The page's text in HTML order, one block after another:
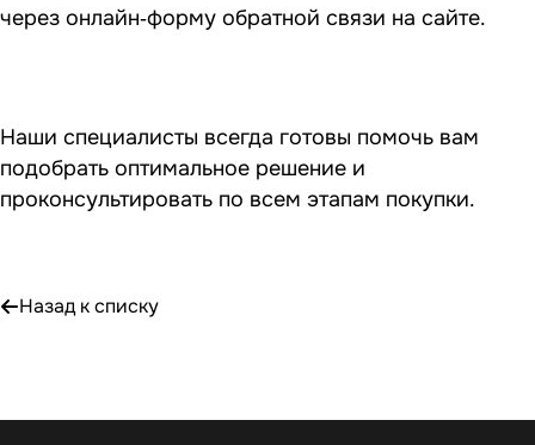
через онлайн‑форму обратной связи на сайте.
Наши специалисты всегда готовы помочь вам
подобрать оптимальное решение и
проконсультировать по всем этапам покупки.
Назад к списку